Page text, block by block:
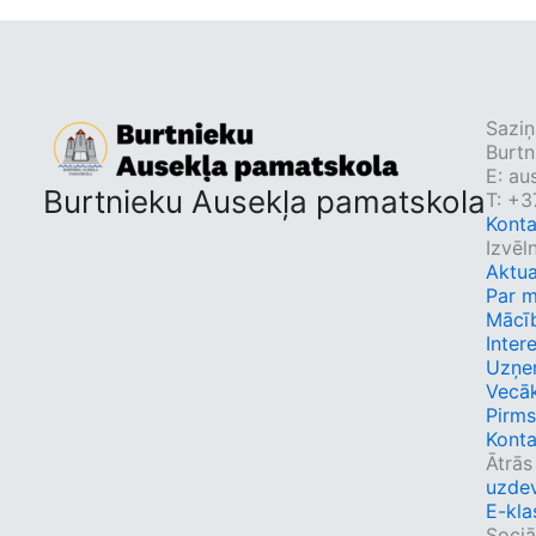
Burtnieku Ausekļa pamatskola
E:
T:
Par
Ātrās
E-